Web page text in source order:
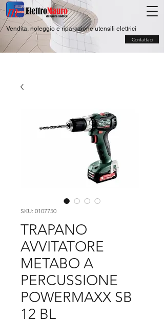
Vendita, noleggio e riparazione utensili elettrici
Contattaci
SKU: 0107750
TRAPANO
AVVITATORE
METABO A
PERCUSSIONE
POWERMAXX SB
12 BL